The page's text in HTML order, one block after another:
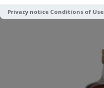
Privacy notice Conditions of Use